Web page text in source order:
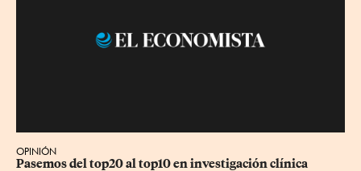
OPINIÓN
Pasemos del top20 al top10 en investigación clínica